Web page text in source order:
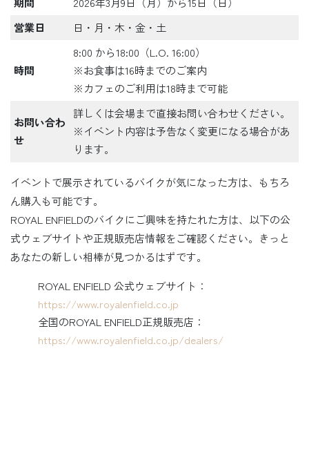
営業日
日・月・木・金・土
時間
8:00 から18:00（L.O. 16:00）
※お食事は16時までのご案内
※カフェのご利用は18時まで可能
お問い合わ
せ
詳しくは会場まで直接お問い合わせください。
※イベント内容は予告なく変更になる場合があ
ります。
イベントで展示されているバイクが気になった方は、もちろ
ん購入も可能です。
ROYAL ENFIELDのバイクにご興味を持たれた方は、以下の公
式ウェブサイトや正規販売店情報をご確認ください。きっと
あなたの新しい相棒が見つかるはずです。
ROYAL ENFIELD 公式ウェブサイト：
https://www.royalenfield.co.jp
全国のROYAL ENFIELD正規販売店：
https://www.royalenfield.co.jp/dealers/